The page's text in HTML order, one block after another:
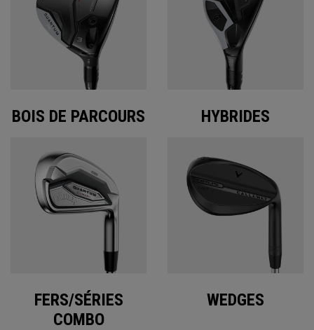
BOIS DE PARCOURS HYBRIDES
FERS/SÉRIES
COMBO
WEDGES